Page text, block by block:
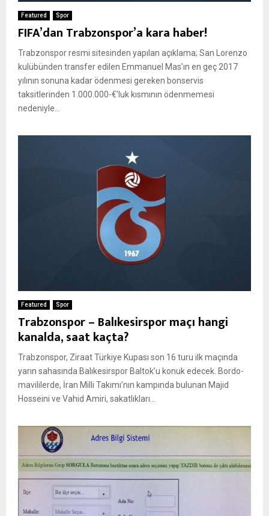
Featured Spor
FIFA’dan Trabzonspor’a kara haber!
Trabzonspor resmi sitesinden yapılan açıklama; San Lorenzo
kulübünden transfer edilen Emmanuel Mas’ın en geç 2017
yılının sonuna kadar ödenmesi gereken bonservis
taksitlerinden 1.000.000-€’luk kısmının ödenmemesi
nedeniyle...
Featured Spor
Trabzonspor – Balıkesirspor maçı hangi
kanalda, saat kaçta?
Trabzonspor, Ziraat Türkiye Kupası son 16 turu ilk maçında
yarın sahasında Balıkesirspor Baltok’u konuk edecek. Bordo-
mavililerde, İran Milli Takımı’nın kampında bulunan Majid
Hosseini ve Vahid Amiri, sakatlıkları...